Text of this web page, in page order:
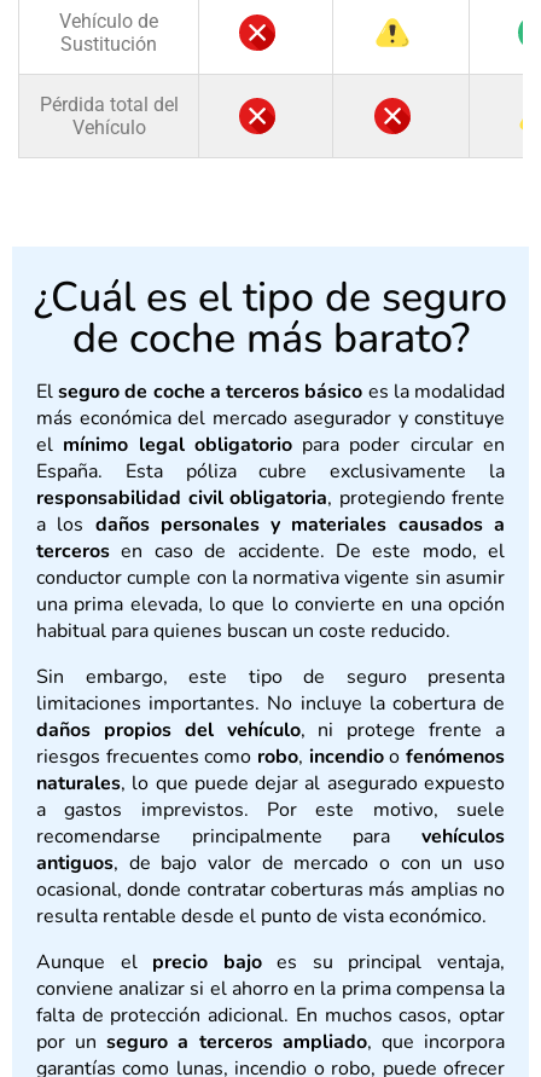
Vehículo de
Sustitución
Pérdida total del
Vehículo
¿Cuál es el tipo de seguro
de coche más barato?
Elseguro de coche a terceros básico es la modalidad
más económica del mercado asegurador y constituye
el mínimo legal obligatoriopara poder circular en
España. Esta póliza cubre exclusivamente la
responsabilidad civil obligatoria, protegiendo frente
a los daños personales y materiales causados a
terceros en caso de accidente. De este modo, el
conductor cumple con la normativa vigente sin asumir
una prima elevada, lo que lo convierte en una opción
habitual para quienes buscan un coste reducido.
Sin embargo, este tipo de seguro presenta
limitaciones importantes. No incluye la cobertura de
daños propios del vehículo, ni protege frente a
riesgos frecuentes como robo, incendioofenómenos
naturales, lo que puede dejar al asegurado expuesto
a gastos imprevistos. Por este motivo, suele
recomendarse principalmente para vehículos
antiguos, de bajo valor de mercado o con un uso
ocasional, donde contratar coberturas más amplias no
resulta rentable desde el punto de vista económico.
Aunque el precio bajoes su principal ventaja,
conviene analizar si el ahorro en la prima compensa la
falta de protección adicional. En muchos casos, optar
por unseguro a terceros ampliado, que incorpora
garantías como lunas, incendio o robo, puede ofrecer